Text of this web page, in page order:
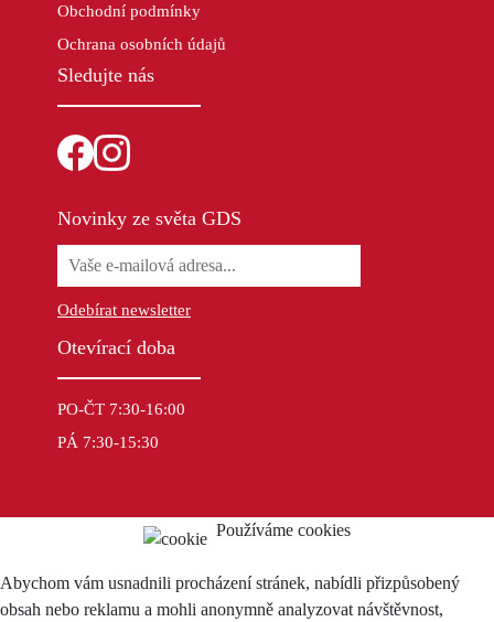
Obchodní podmínky
Ochrana osobních údajů
Sledujte nás
Novinky ze světa GDS
Odebírat newsletter
Otevírací doba
PO-ČT 7:30-16:00
PÁ 7:30-15:30
Používáme cookies
Abychom vám usnadnili procházení stránek, nabídli přizpůsobený
obsah nebo reklamu a mohli anonymně analyzovat návštěvnost,